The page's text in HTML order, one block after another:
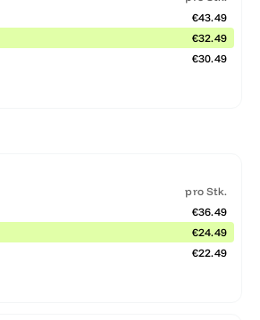
€43.49
€32.49
€30.49
pro Stk.
€36.49
€24.49
€22.49